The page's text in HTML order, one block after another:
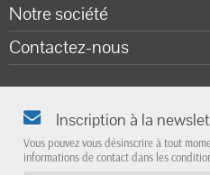
Notre société
Contactez-nous
Inscription à la
Vous pouvez vous désinscrire à tout
informations de contact dans les